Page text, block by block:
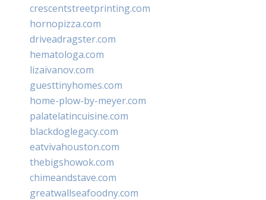
crescentstreetprinting.com
hornopizza.com
driveadragster.com
hematologa.com
lizaivanov.com
guesttinyhomes.com
home-plow-by-meyer.com
palatelatincuisine.com
blackdoglegacy.com
eatvivahouston.com
thebigshowok.com
chimeandstave.com
greatwallseafoodny.com